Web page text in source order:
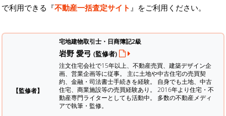
で利用できる『不動産一括査定サイト 』をご利用ください。
【監修者】
宅地建物取引士・日商簿記2級
岩野 愛弓 (監修者)
注文住宅会社で15年以上、不動産売買、建築デザイン企
画、営業企画等に従事。 主に土地や中古住宅の売買契
約、金融・司法書士手続きを経験。 自身でも土地、中古
住宅、商業施設等の売買経験あり。 2016年より住宅・不
動産専門ライターとしても活動中。 多数の不動産メディ
アで執筆・監修。